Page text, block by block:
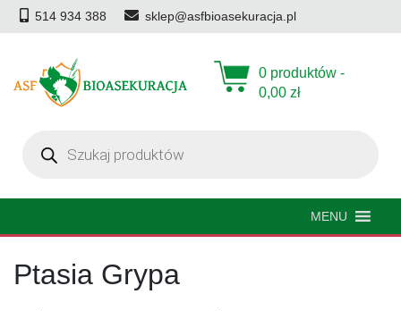
514 934 388 sklep@asfbioasekuracja.pl
0 produktów -
0,00 zł
produktów
MENU
Ptasia Grypa